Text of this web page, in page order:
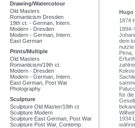
Drawing/Watercolour
Old Masters
Romanticism Dresden
19th ct. - German, Intern.
Modern - Dresden
Modern - German, Intern.
East German
Prints/Multiple
Old Masters
Romanticism/19th ct.
Modern - Dresden
Modern - German, Intern.
East German, Post War
Photography
Sculpture
Sculpture Old Master/19th ct
Sculpture Modern
Sculpture East German, Post War
Sculpture Post War, Contemp.
Hugo
1874
dem
nutzte
Pirna,
für
1934